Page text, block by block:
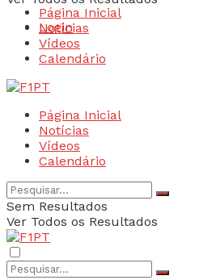
Login
Página Inicial
Notícias
Vídeos
Calendário
Página Inicial
Notícias
Vídeos
Calendário
Sem Resultados
Ver Todos os Resultados